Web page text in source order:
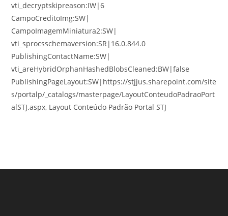
vti_decryptskipreason:IW|6
CampoCreditoImg:SW|
CampoImagemMiniatura2:SW|
vti_sprocsschemaversion:SR|16.0.844.0
PublishingContactName:SW|
vti_areHybridOrphanHashedBlobsCleaned:BW|false
PublishingPageLayout:SW|https://stjjus.sharepoint.com/site
s/portalp/_catalogs/masterpage/LayoutConteudoPadraoPort
alSTJ.aspx, Layout Conteúdo Padrão Portal STJ